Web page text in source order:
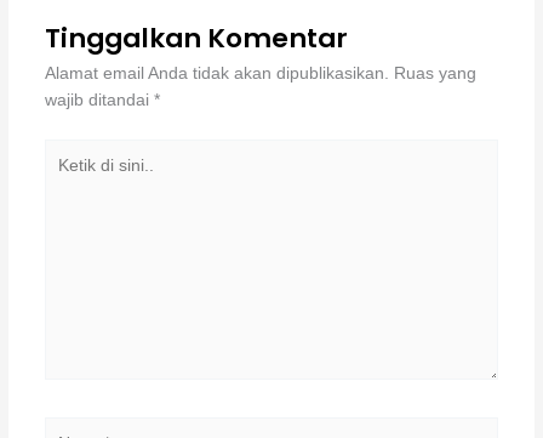
Tinggalkan Komentar
Alamat email Anda tidak akan dipublikasikan. Ruas yang
wajib ditandai *